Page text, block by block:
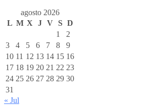
agosto 2026
L M X J V S D
1
2
3
4 5 6 7 8
9
10 11 12 13 14 15 16
17 18 19 20 21 22 23
24 25 26 27 28 29 30
31
« Jul